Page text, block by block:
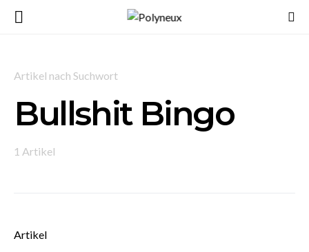
Artikel nach Suchwort
Bullshit Bingo
1 Artikel
Artikel